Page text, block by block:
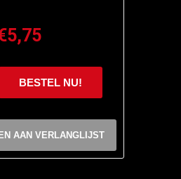
AAN VERLANGLIJST